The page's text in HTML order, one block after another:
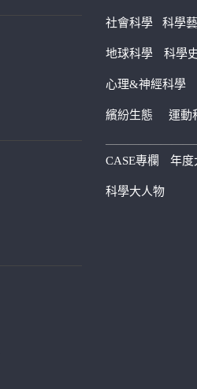
社會科學 科學
地球科學 科學
心理&神經科學
繽紛生態 運動
CASE專欄 年度
科學大人物